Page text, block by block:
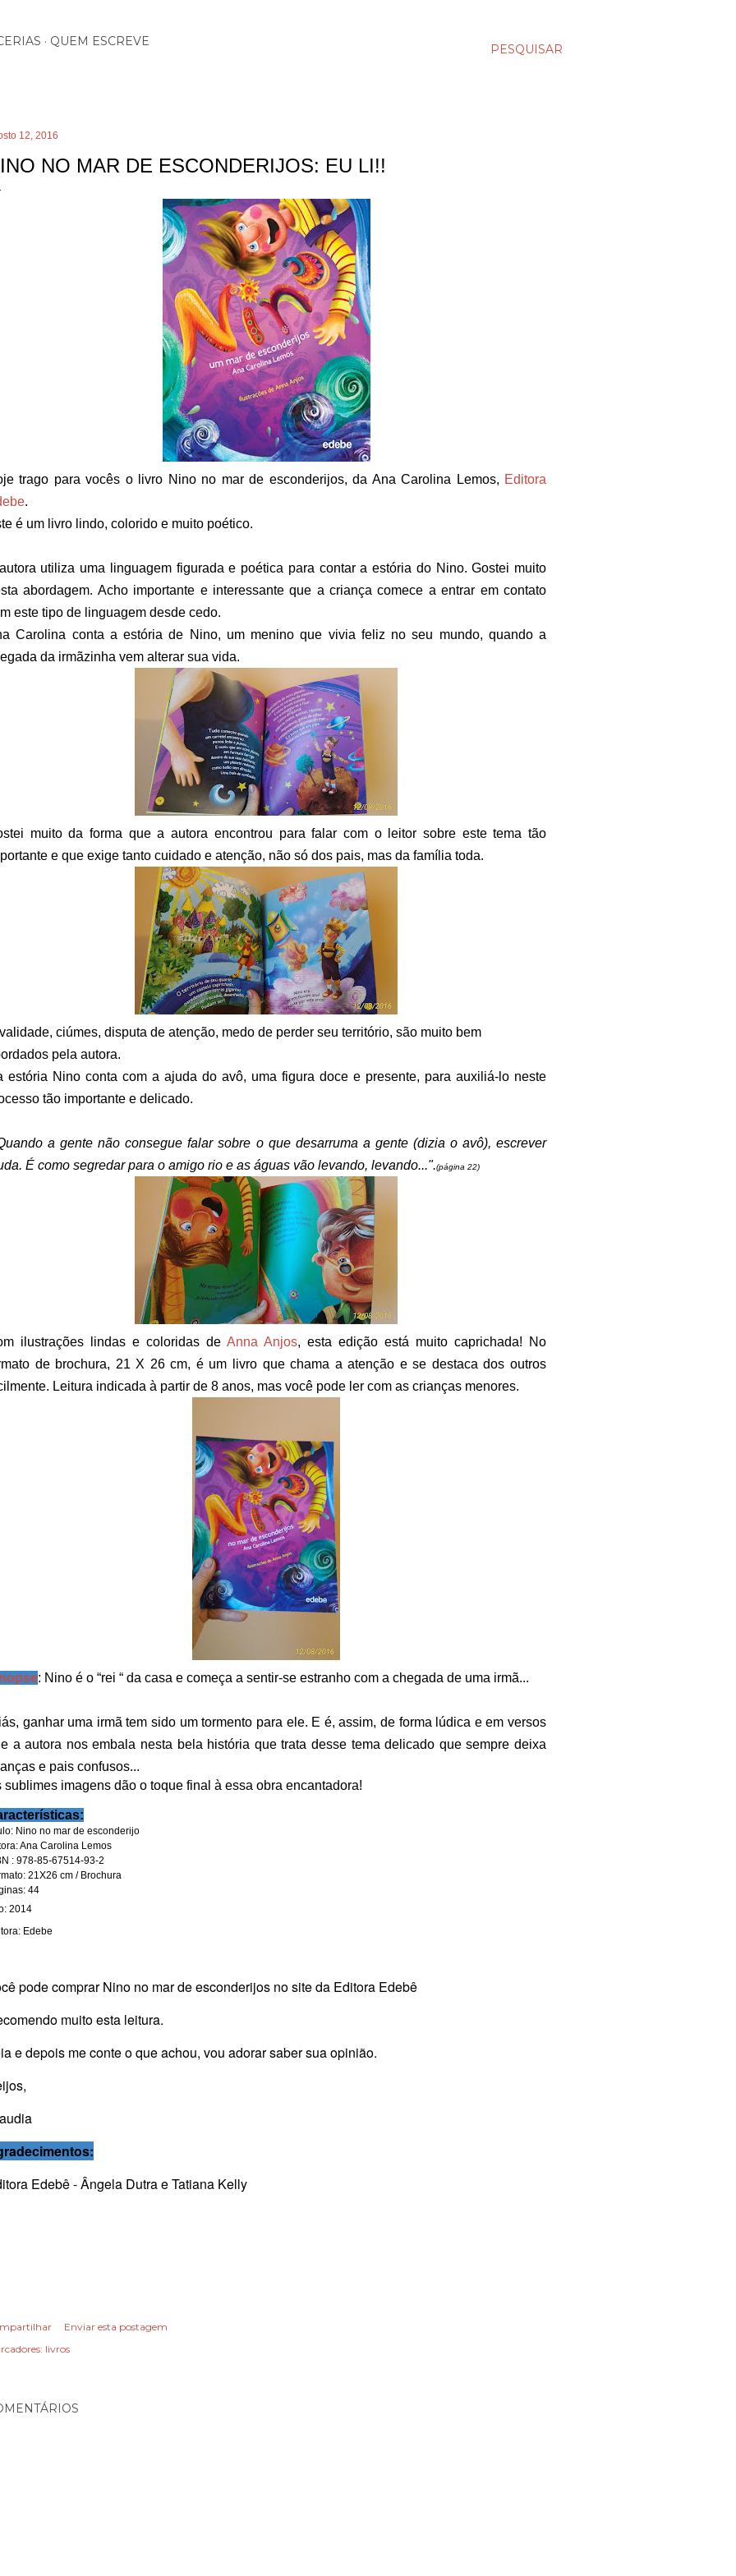
PESQUISAR
QUEM ESCREVE
12, 2016
NO MAR DE ESCONDERIJOS: EU LI!!
trago para vocês o livro Nino no mar de esconderijos, da Ana Carolina Lemos, Editora
.
é um livro lindo, colorido e muito poético.
utiliza uma linguagem figurada e poética para contar a estória do Nino. Gostei muito
abordagem. Acho importante e interessante que a criança comece a entrar em contato
este tipo de linguagem desde cedo.
Carolina conta a estória de Nino, um menino que vivia feliz no seu mundo, quando a
da irmãzinha vem alterar sua vida.
muito da forma que a autora encontrou para falar com o leitor sobre este tema tão
e que exige tanto cuidado e atenção, não só dos pais, mas da família toda.
ciúmes, disputa de atenção, medo de perder seu território, são muito bem
pela autora.
estória Nino conta com a ajuda do avô, uma figura doce e presente, para auxiliá-lo neste
tão importante e delicado.
a gente não consegue falar sobre o que desarruma a gente (dizia o avô), escrever
É como segredar para o amigo rio e as águas vão levando, levando...".(página 22)
ilustrações lindas e coloridas de Anna Anjos, esta edição está muito caprichada! No
de brochura, 21 X 26 cm, é um livro que chama a atenção e se destaca dos outros
Leitura indicada à partir de 8 anos, mas você pode ler com as crianças menores.
: Nino é o “rei “ da casa e começa a sentir-se estranho com a chegada de uma irmã...
ganhar uma irmã tem sido um tormento para ele. E é, assim, de forma lúdica e em versos
a autora nos embala nesta bela história que trata desse tema delicado que sempre deixa
e pais confusos...
sublimes imagens dão o toque final à essa obra encantadora!
Nino no mar de esconderijo
Ana Carolina Lemos
: 978-85-67514-93-2
21X26 cm / Brochura
44
2014
Edebe
pode comprar Nino no mar de esconderijos no site da Editora Edebê
muito esta leitura.
e depois me conte o que achou, vou adorar saber sua opinião.
Edebê- Ângela Dutra e Tatiana Kelly
Enviar esta postagem
livros